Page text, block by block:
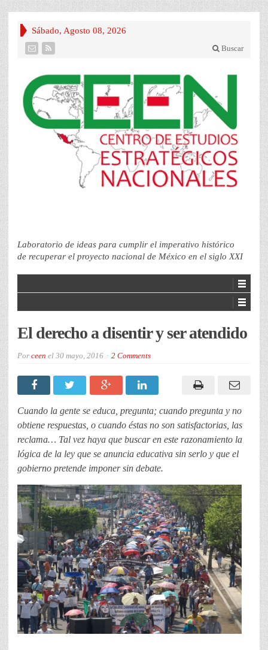
Sábado, Agosto 08, 2026
Buscar
Laboratorio de ideas para cumplir el imperativo histórico
de recuperar el proyecto nacional de México en el siglo XXI
El derecho a disentir y ser atendido
Por ceen el 30 mayo, 2016 2 Comments
Cuando la gente se educa, pregunta; cuando pregunta y no
obtiene respuestas, o cuando éstas no son satisfactorias, las
reclama… Tal vez haya que buscar en este razonamiento la
lógica de la ley que se anuncia educativa sin serlo y que el
gobierno pretende imponer sin debate.